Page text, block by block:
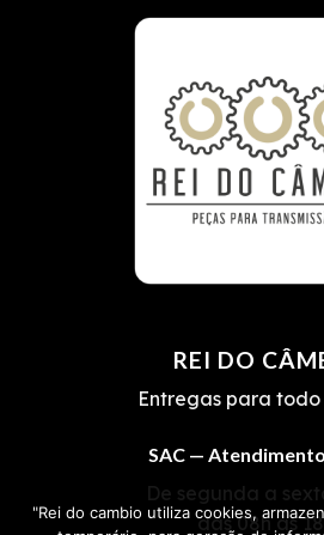
REI DO
Entregas para todo
SAC —
De segunda a
das 08h às
"Rei do cambio utiliza cookies,